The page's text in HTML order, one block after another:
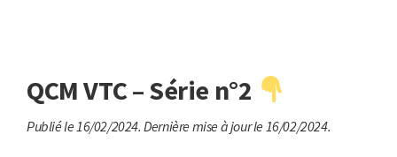
QCM VTC – Série n°2
Publié le 16/02/2024. Dernière mise à jour le 16/02/2024.